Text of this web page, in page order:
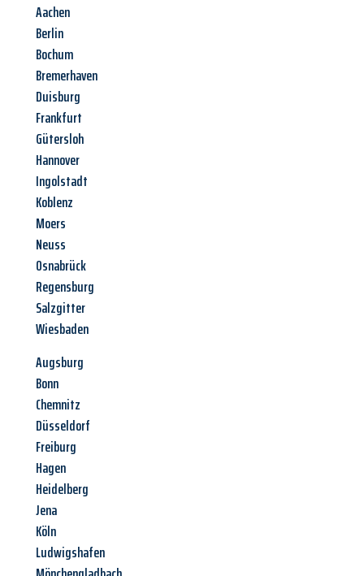
Aachen
Berlin
Bochum
Bremerhaven
Duisburg
Frankfurt
Gütersloh
Hannover
Ingolstadt
Koblenz
Moers
Neuss
Osnabrück
Regensburg
Salzgitter
Wiesbaden
Augsburg
Bonn
Chemnitz
Düsseldorf
Freiburg
Hagen
Heidelberg
Jena
Köln
Ludwigshafen